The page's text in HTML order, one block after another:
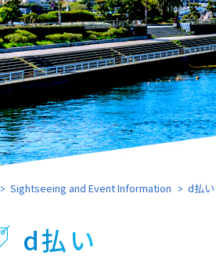
HomeSightseeing and Event Information d払い
d払い